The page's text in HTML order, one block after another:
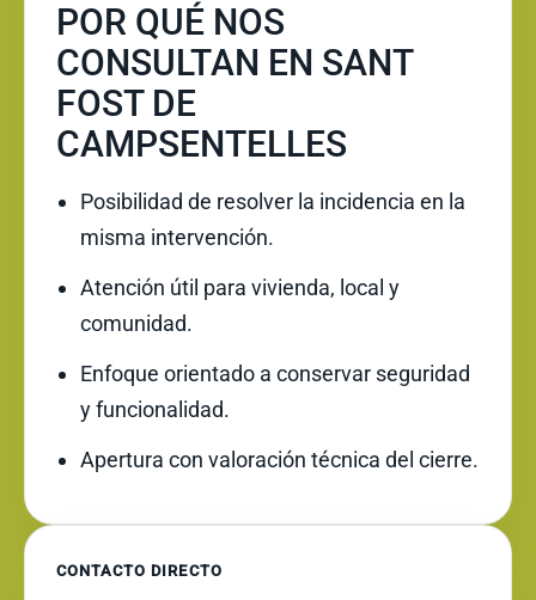
POR QUÉ NOS
CONSULTAN EN SANT
FOST DE
CAMPSENTELLES
Posibilidad de resolver la incidencia en la
misma intervención.
Atención útil para vivienda, local y
comunidad.
Enfoque orientado a conservar seguridad
y funcionalidad.
Apertura con valoración técnica del cierre.
CONTACTO DIRECTO